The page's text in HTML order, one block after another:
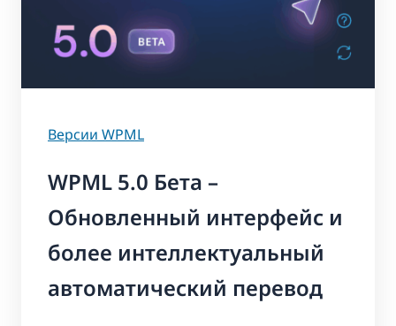
Версии WPML
WPML 5.0 Бета –
Обновленный интерфейс и
более интеллектуальный
автоматический перевод